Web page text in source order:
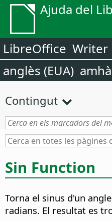
Ajuda del
LibreOffice Writer
anglès (EUA)
Contingut
Sin Function
Torna el sinus d'un
radians. El resultat es